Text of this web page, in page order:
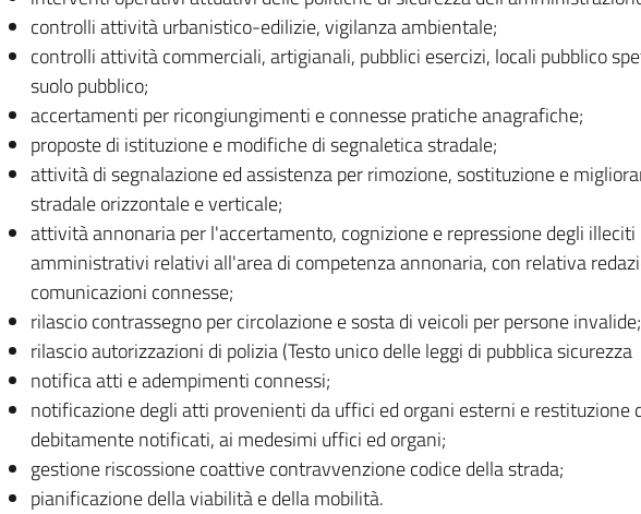
controlli attività urbanistico-edilizie, vigilanza ambientale;
controlli attività commerciali, artigianali, pubblici esercizi, locali pubblico
suolo pubblico;
accertamenti per ricongiungimenti e connesse pratiche anagrafiche;
proposte di istituzione e modifiche di segnaletica stradale;
attività di segnalazione ed assistenza per rimozione, sostituzione e
stradale orizzontale e verticale;
attività annonaria per l'accertamento, cognizione e repressione degli illeciti
amministrativi relativi all'area di competenza annonaria, con relativa
comunicazioni connesse;
rilascio contrassegno per circolazione e sosta di veicoli per persone invalide;
rilascio autorizzazioni di polizia (Testo unico delle leggi di pubblica sicurezza
notifica atti e adempimenti connessi;
notificazione degli atti provenienti da uffici ed organi esterni e restituzione
debitamente notificati, ai medesimi uffici ed organi;
gestione riscossione coattive contravvenzione codice della strada;
pianificazione della viabilità e della mobilità.